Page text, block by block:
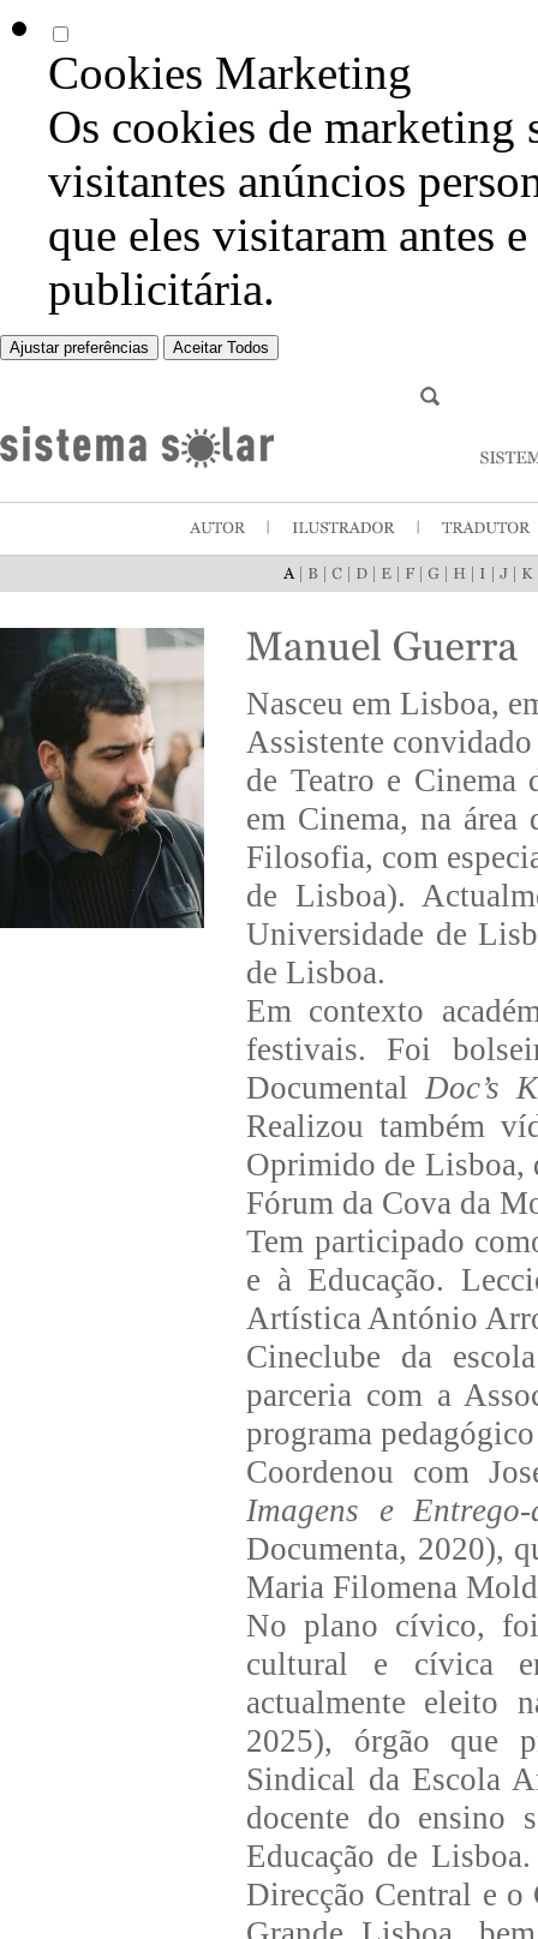
Cookies Marketing
Os cookies de marketing
visitantes anúncios
que eles visitaram antes
publicitária.
Ajustar preferências Aceitar Todos
Nasceu em Lisboa,
Assistente
de Teatro e
em Cinema, na área
Filosofia, com
de Lisboa).
Universidade de
de Lisboa.
Em contexto
festivais. Foi
Documental Doc’s
Realizou também
Oprimido de Lisboa,
Fórum da Cova da
Tem participado
e à Educação.
Artística António
Cineclube da
parceria com a
programa
Coordenou com
Imagens e
Documenta, 2020),
Maria Filomena
No plano cívico, foi
cultural e cívica
actualmente eleito
2025), órgão que
Sindical da Escola
docente do ensino
Educação de
Direcção Central e o